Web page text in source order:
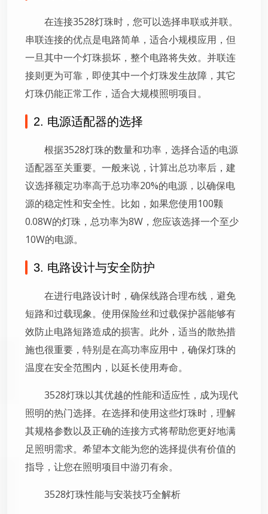
在连接3528灯珠时，您可以选择串联或并联。
串联连接的优点是电路简单，适合小规模应用，但
一旦其中一个灯珠损坏，整个电路将失效。并联连
接则更为可靠，即使其中一个灯珠发生故障，其它
灯珠仍能正常工作，适合大规模照明项目。
2. 电源适配器的选择
根据3528灯珠的数量和功率，选择合适的电源
适配器至关重要。一般来说，计算出总功率后，建
议选择额定功率高于总功率20%的电源，以确保电
源的稳定性和安全性。比如，如果您使用100颗
0.08W的灯珠，总功率为8W，您应该选择一个至少
10W的电源。
3. 电路设计与安全防护
在进行电路设计时，确保线路合理布线，避免
短路和过载现象。使用保险丝和过载保护器能够有
效防止电路短路造成的损害。此外，适当的散热措
施也很重要，特别是在高功率应用中，确保灯珠的
温度在安全范围内，以延长使用寿命。
3528灯珠以其优越的性能和适应性，成为现代
照明的热门选择。在选择和使用这些灯珠时，理解
其规格参数以及正确的连接方式将帮助您更好地满
足照明需求。希望本文能为您的选择提供有价值的
指导，让您在照明项目中游刃有余。
3528灯珠性能与安装技巧全解析